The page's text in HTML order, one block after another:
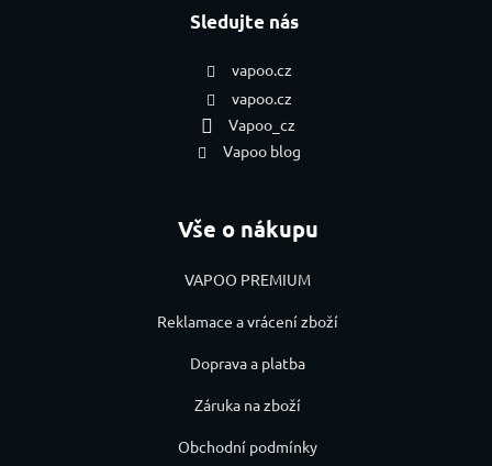
Sledujte nás
vapoo.cz
vapoo.cz
Vapoo_cz
Vapoo blog
Vše o nákupu
VAPOO PREMIUM
Reklamace a vrácení zboží
Doprava a platba
Záruka na zboží
Obchodní podmínky